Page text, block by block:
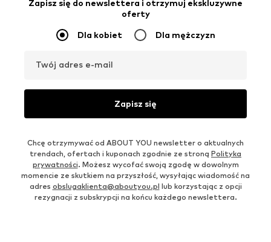
Zapisz się do newslettera i otrzymuj ekskluzywne
oferty
Dla kobiet Dla mężczyzn
Twój adres e-mail
Zapisz się
Chcę otrzymywać od ABOUT YOU newsletter o aktualnych
trendach, ofertach i kuponach zgodnie ze stroną Polityka
prywatności. Możesz wycofać swoją zgodę w dowolnym
momencie ze skutkiem na przyszłość, wysyłając wiadomość na
adres obslugaklienta@aboutyou.pl lub korzystając z opcji
rezygnacji z subskrypcji na końcu każdego newslettera.